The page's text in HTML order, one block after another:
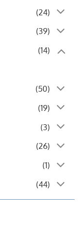
(24)
(39)
(14)
(50)
(19)
(3)
(26)
(1)
(44)